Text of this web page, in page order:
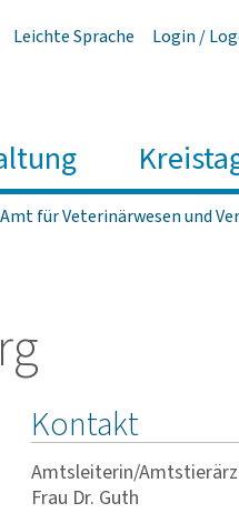
Leichte Sprache Login /
Amt für Veterinärwesen und
Kontakt
Amtsleiterin/
Frau Dr. Guth